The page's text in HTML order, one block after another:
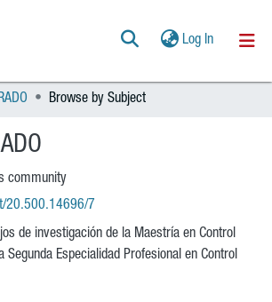
Log In(current)
Communities & Collections
All of DSpace
POLÍTICAS
AYUDA
Browse by Subject
community
20.500.14696/7
de investigación de la Maestría en Control
Segunda Especialidad Profesional en Control